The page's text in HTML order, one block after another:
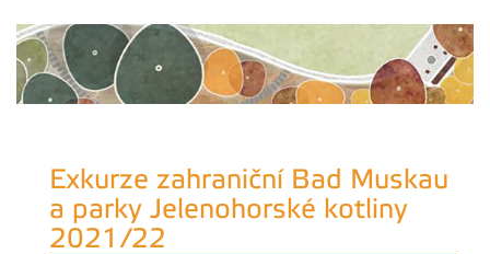
Exkurze zahraniční Bad Muskau
a parky Jelenohorské kotliny
2021/22